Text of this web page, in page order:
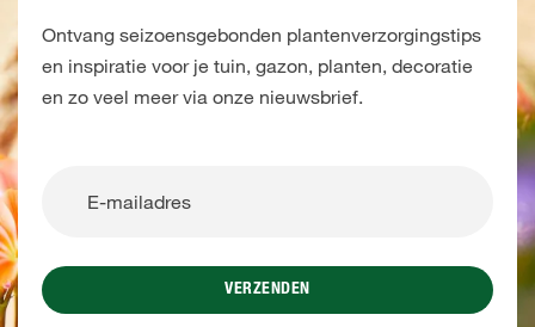
Ontvang seizoensgebonden plantenverzorgingstips
en inspiratie voor je tuin, gazon, planten, decoratie
en zo veel meer via onze nieuwsbrief.
VERZENDEN